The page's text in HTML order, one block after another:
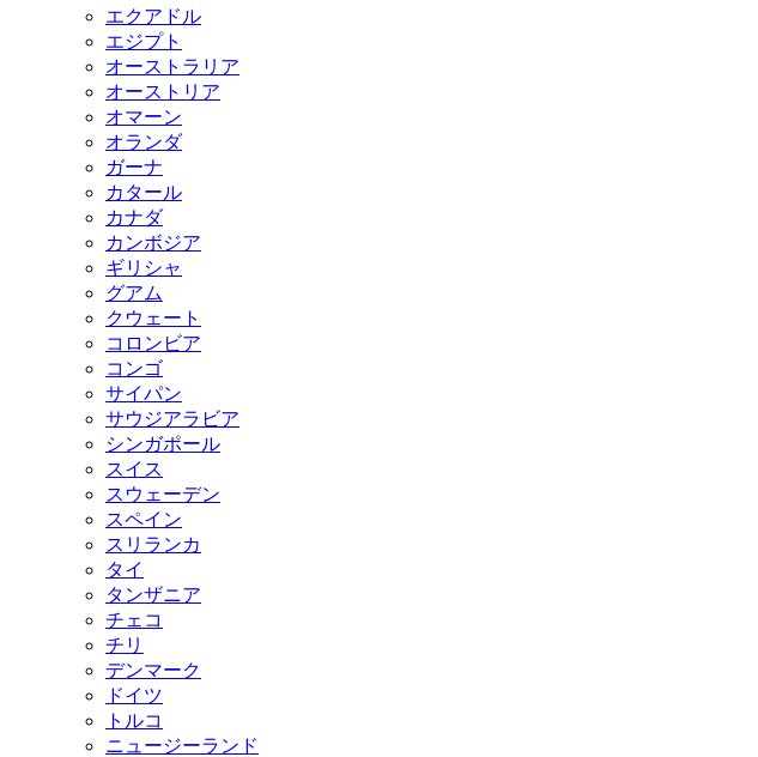
エクアドル
エジプト
オーストラリア
オーストリア
オマーン
オランダ
ガーナ
カタール
カナダ
カンボジア
ギリシャ
グアム
クウェート
コロンビア
コンゴ
サイパン
サウジアラビア
シンガポール
スイス
スウェーデン
スペイン
スリランカ
タイ
タンザニア
チェコ
チリ
デンマーク
ドイツ
トルコ
ニュージーランド